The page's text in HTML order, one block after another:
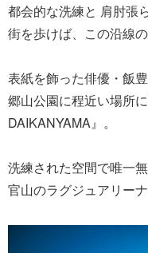
都会的な洗練と 肩肘張
街を歩けば、この沿線
表紙を飾った俳優・飯
郷山公園に程近い場所
DAIKANYAMA』。
洗練された空間で唯一
官山のラグジュアリー